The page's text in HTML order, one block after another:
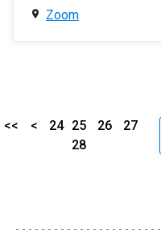
Zoom
<< < 24 25 26
27
28